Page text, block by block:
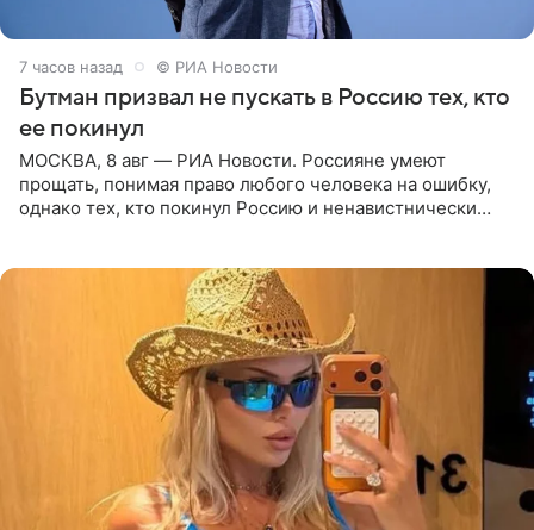
7 часов назад © РИА Новости
Бутман призвал не пускать в Россию тех, кто
ее покинул
МОСКВА, 8 авг — РИА Новости. Россияне умеют
прощать, понимая право любого человека на ошибку,
однако тех, кто покинул Россию и ненавистнически